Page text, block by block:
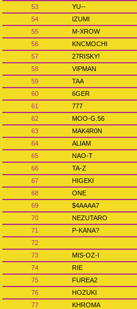
53
YU--
54
IZUMI
55
M-XROW
56
KNCMOCHI
57
27RISKY!
58
VIPMAN
59
TAA
60
6GER
61
777
62
MOO-G.56
63
MAK4R0N
64
ALIAM
65
NAO-T
66
TA-Z
67
HIGEKI
68
ONE
69
$4AAAA7
70
NEZUTARO
71
P-KANA?
72
73
MIS-OZ-I
74
RIE
75
FUREA2
76
HOZUKI
77
KHROMA